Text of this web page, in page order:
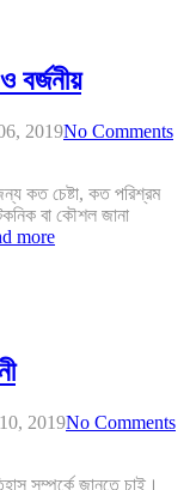
বর্জনীয়
2019No Comments
কত চেষ্টা, কত পরিশ্রম
বা কৌশল জানা
more
2019No Comments
সম্পর্কে জানতে চাই।